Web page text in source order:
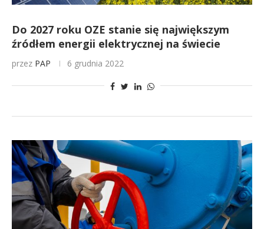
Do 2027 roku OZE stanie się największym
źródłem energii elektrycznej na świecie
przez PAP 6 grudnia 2022